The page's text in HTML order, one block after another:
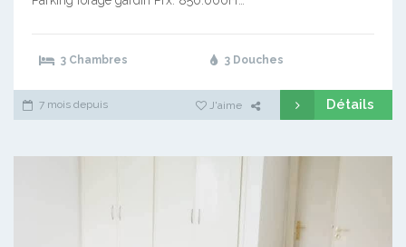
3 Chambres 3 Douches
7 mois depuis J'aime Détails